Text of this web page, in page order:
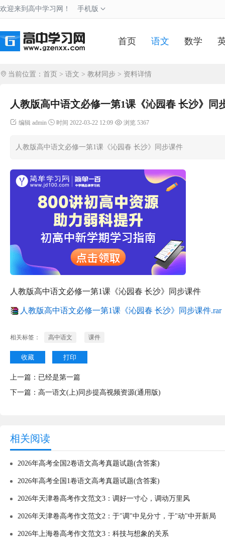
欢迎来到高中学习网！ 手机版
首页 语文 数学
当前位置： 首页 > 语文 > 教材同步 > 资料详情
人教版高中语文必修一第1课《沁园春 长沙》同
编辑 admin 时间 2022-03-22 12:09 浏览 5367
人教版高中语文必修一第1课《沁园春 长沙》同步课件
人教版高中语文必修一第1课《沁园春 长沙》同步课件
人教版高中语文必修一第1课《沁园春 长沙》同步课件.rar
相关标签： 高中语文 课件
收藏 打印
上一篇：已经是第一篇
下一篇： 高一语文(上)同步提高视频资源(通用版)
相关阅读
2026年高考全国2卷语文高考真题试题(含答案)
2026年高考全国1卷语文高考真题试题(含答案)
2026年天津卷高考作文范文3：调好一寸心，调动万里风
2026年天津卷高考作文范文2：于"调"中见分寸，于"动"中开新局
2026年上海卷高考作文范文3：科技与想象的关系